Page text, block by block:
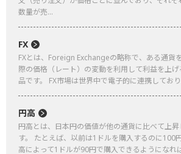
数量が売...
FX
FXとは、Foreign Exchangeの略称で、ある通貨
際の価格（レート）の変動を利用して利益を上
品です。 FX市場は世界中で電子的に連携してお
円高
円高とは、日本円の価値が他の通貨に比べて上
す。 たとえば、以前は1ドルを購入するのに100
高によって1ドルが90円で購入できるようになれ